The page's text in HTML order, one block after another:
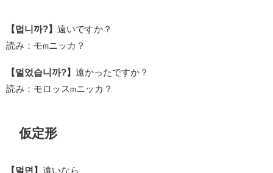
【멉니까?】 遠いですか？
読み：モmニッカ？
【멀었습니까?】 遠かったですか？
読み：モロッスmニッカ？
仮定形
【멀면】 遠いなら